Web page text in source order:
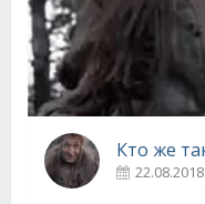
22.08.2018